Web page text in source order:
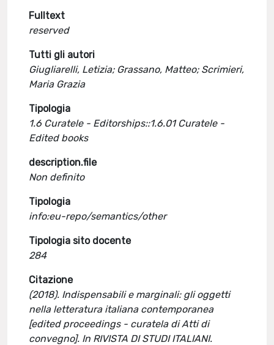
Fulltext
reserved
Tutti gli autori
Giugliarelli, Letizia; Grassano, Matteo; Scrimieri,
Maria Grazia
Tipologia
1.6 Curatele - Editorships::1.6.01 Curatele -
Edited books
description.file
Non definito
Tipologia
info:eu-repo/semantics/other
Tipologia sito docente
284
Citazione
(2018). Indispensabili e marginali: gli oggetti
nella letteratura italiana contemporanea
[edited proceedings - curatela di Atti di
convegno]. In RIVISTA DI STUDI ITALIANI.